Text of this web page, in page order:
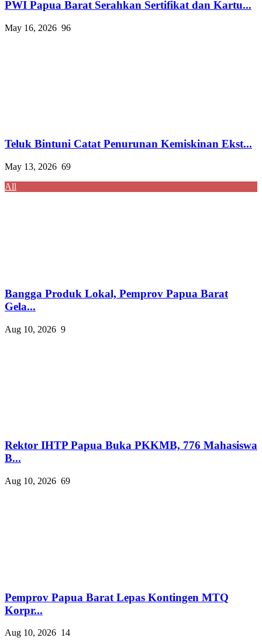
PWI Papua Barat Serahkan Sertifikat dan Kartu...
May 16, 2026 96
Teluk Bintuni Catat Penurunan Kemiskinan Ekst...
May 13, 2026 69
All
Bangga Produk Lokal, Pemprov Papua Barat
Gela...
Aug 10, 2026 9
Rektor IHTP Papua Buka PKKMB, 776 Mahasiswa
B...
Aug 10, 2026 69
Pemprov Papua Barat Lepas Kontingen MTQ
Korpr...
Aug 10, 2026 14